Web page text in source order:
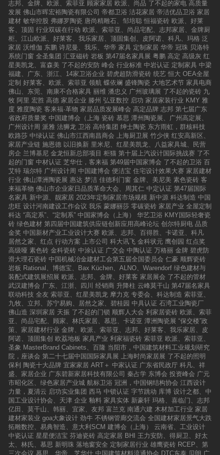
产智造内力，提高消费体验。目前三峰已经打造
了占地300余亩的超级智慧工厂，引进“德国豪
迈”、“意大利SCM”等国际顶尖的生产设备，打造
了行业领先的集自动化、信息化于一体的智能制
造系统；与国内外头部品牌强强联合，不仅为消
费者提供了一站式的购物体验，更是将产品交付
时间大大缩短。同时，三峰还与国内顶尖物流公
司合作，保证高颜值定制产品无损到家，并配合
完善的FUN+服务系统，安装不费心，售后更有
保障！最后，三峰整家定制敢于拼赋能、拼价
值，塑造行业蓝海。三峰整家定制创造性地打造
【新潮范IP颜选店】五大全新业态，配以全链条
赋能补贴政策，为追求个性和潮流的Z世代创业
者提供更多机遇，为家居行业开辟整家定制新蓝
海！并以“高颜值整家定制套餐”服务更多消费
者，做到“真整家、高颜值、无门槛、无套路、自
由选、任意搭”，全屋风格统一，性价比更高，切
实助力每一个家居梦想完美实现！当前，定制家
居行业大多数品牌还在着眼于橱柜、衣柜、木门
等实物品类战略，而三峰整家定制却敢于顺势而
为，从满足消费者对生活品质以及精神层面的追
求出发，独辟蹊径地选择感官型品类战略。三峰
整家定制以战略的胆魄，自2021年开始，陆续发
布了具有开创性的《高颜值家居五大新标准》、
《Z世代·整家定制颜值消费白皮书》以及《Z世
代高颜值整家定制套餐》。高颜值整家这杆大
旗，被三峰整家定制越擎越高，对高颜值整家定
制产品追随的消费者也越聚越广。三峰整家定制
这个个性鲜明的经典范本，在高颜整家定制细分
品类中脱颖而出，证明了高颜整家市场，值得被
重新定义。而只有那些重新定义用户体验的产
品，才能够真正赢得市场的鲜花和掌声。三峰整
家定制以梭哈的胆略和气魄，敢玩敢拼更敢赢，
让行业再次相信，每一种坚持，都有力量！
志邦、金牌、欧派、索菲亚 顾家家居 欧派、尚品 了不起的家电 高质量
发展 佛山市晖宏裕陶瓷有限公司 帝都卫浴 洁花家居 帝洁优品卫浴 家居
建材 敏华控股 弗娜罗陶瓷 唐尚精雕石、邹培聪 恒福瓷砖 欧派、好莱
客、顶固 行业双碳在行动 欧派、索菲亚、尚品宅配、志邦家居、金牌厨
柜、江山欧派、好莱客、我乐家居、顶固集创、皮阿诺、科凡、玛格 泛
家居 沃维伽 东鹏 诗尼曼、我乐、华帝 家具 定制家居 华帝 冠珠 贝洛特
系统门窗 全圣集团 汇亚磁砖 岩板 第47届名家具展 粤鹏 高定 高级灰 红
星美凯龙、富森美 了不起的安防 峰会 行业标准 中岩认证 定制家具 中梁
福建、广东、浙江、14家卫浴企业 碧虎超防滑瓷砖 统艺 恒大 OEA全屋
定制 好莱客、欧派、索菲亚 领航 蝶依斓 盛锋陶瓷 大地艺术节 家具电商
佛山、东莞、南康不合格家具 丽维 潘忠义 广州玻璃展 了不起的瓷砖 九
牧 阿里 宏胜 高德 家居企业 滕州 弘亚数控 启功 家居家装行业 KMY 雅
度 雅度陶瓷 客来福·革物 家居品质发展峰会 高定品牌 志邦 第七届广东
省政府质量奖 中国建博会（上海 瓷砖 慕思 潭州陶瓷展、广州高定展、
广州设计周 派雅 法狮龙 卫浴 高特集团 绅士陶瓷 东方雨虹，群核科技
欧路莎 中绿认证 佛山市江西南昌商会 上海厨卫展 竹少侠 红安高新区、
家居产业链 施恩德 以旧换新 里米尼、红星美凯龙、八益家具城、民营
房企 兰博基尼 金龙恒新总部项目 柜猫 第十届上汽设计国际挑战赛 了不
起的门窗 中材认证 芝华仕，客来福 第49届中国家博会 了不起的卫浴 百
艾特 瑞尔特 广州设计周 中国建博会 便洁宝 住宅设计效果大赛 家居建材
行业 佛山潭洲陶瓷展 惠达 梦洁 佳德利门窗 金牌、美尼美 素色瓷砖 客
来福革物 佛山市企业家日品质革命大会、周其仁 中定认证 第47届国际
名家具 新中源、靓家居 2023年定制家居市场规模 新中源 科达制造 中国
忠旺 设计河南建设工作会议 我乐 蒙娜丽莎 零碳瓷砖 家居产业 全屋定制
科达 “高定系”、“定制系” 中国家博会（上海） 华艺卫浴 KMY国际轻奢瓷
砖 绿色建材 第四届中国建筑供应链创新应用高峰论坛 创尔特厨电 品质
金奖 中国新材产业工业设计大赛 欧派、志邦、百得胜、卡诺亚、科凡
居然之家、红点 行动方案 上市公司 科大讯飞 金科状元 鹰创园 红点奖
高级哑 素色砖 金科瓷砖 中涂认证 广交会 中陶认证 万格丽 金牌 碧虎防
滑大理石瓷砖 中国机械冶金建材工会第五届全国委员会 仁豪 顺辉瓷砖
岩板 Rational、博德宝、Bax Küchen、ALNO、Warendorf 绿色建材与
装配式建筑展招展 欧派、志邦、金牌、好莱客 家居展会 了不起的管材
武汉建博会 广东、江浙、四川 经销商 升降柱 云峰莫干山 第47届名家具
联动科技 全友 索菲亚、红星美凯龙 摩力克 专委会、科达制造 索菲亚、
九牧、立邦、苏宁易购、居然之家、碧桂园 中具认证 石湾工业陶瓷厂
佛山造 深圳家居 天振 了不起的门锁 顺辉人大会 利家居瓷砖 欧派、索菲
亚、尚品宅配、顾家、林氏家居、慕思、卡诺亚 潭洲陶瓷展 “保交楼”政
策、家居建材行业 金牌、欧派、索菲亚、志邦、好莱客、我乐家居、皮
阿诺、顶固集创 欧荔地板 家具产业 利家福瓷砖 索菲亚 欧派、索菲亚、
圣象 MasterBrand Cabinets、百隆 当阳市，中国建筑材料工业规划研究
院，座谈会 第二十七届中国国际家具展 上海时尚家居展 了不起的照明
保利 陶瓷十大品牌 宜家家居 ART＋ 中家认证 广东省民政厅 科凡、祥
盛、家居企业 广东碧新家居科技有限公司 秦占学 东博会 投资峰会 广元
市昭化区、绿色家居产业城 航标卫浴 冠洲，中国钢结构协会 江西设计
力量，夏清云 启功实业集团 西马 中锁认证 字节跳动 库博 设计之都、中
国工业设计协会、天津 企业 釉料 家具实体 新豪轩 玛格、喜临门、志邦
亿田、莫干山、韩丽、宜家、友邦 富兰克 南通六建 木材加工行业 家居
建材家装业 goa大象设计 劲牛 不锈钢管廊交流会 全国建材家居景气大跌
拓雕数控、易典智造、意大利SCM 建博会（上海）
云南省、工业设计
中瓷认证 星星便洁宝 芬迪瓷砖 高定家居 BHI
王力安防、得厨卫、好太
太、林氏、慕思 新明珠 落地窗安全 定制家居行业 雄鹰瓷砖 RCEP、第
三次会议 慕思、华帝、芝华仕 中国建筑材料流通协会 DTC东泰 贝朗 广